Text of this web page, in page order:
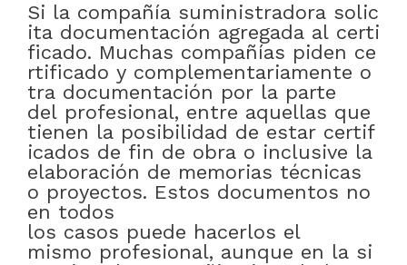
Si la compañía suministradora solic
ita documentación agregada al certi
ficado. Muchas compañías piden ce
rtificado y complementariamente o
tra documentación por la parte
del profesional, entre aquellas que
tienen la posibilidad de estar certif
icados de fin de obra o inclusive la
elaboración de memorias técnicas
o proyectos. Estos documentos no
en todos
los casos puede hacerlos el
mismo profesional, aunque en la si